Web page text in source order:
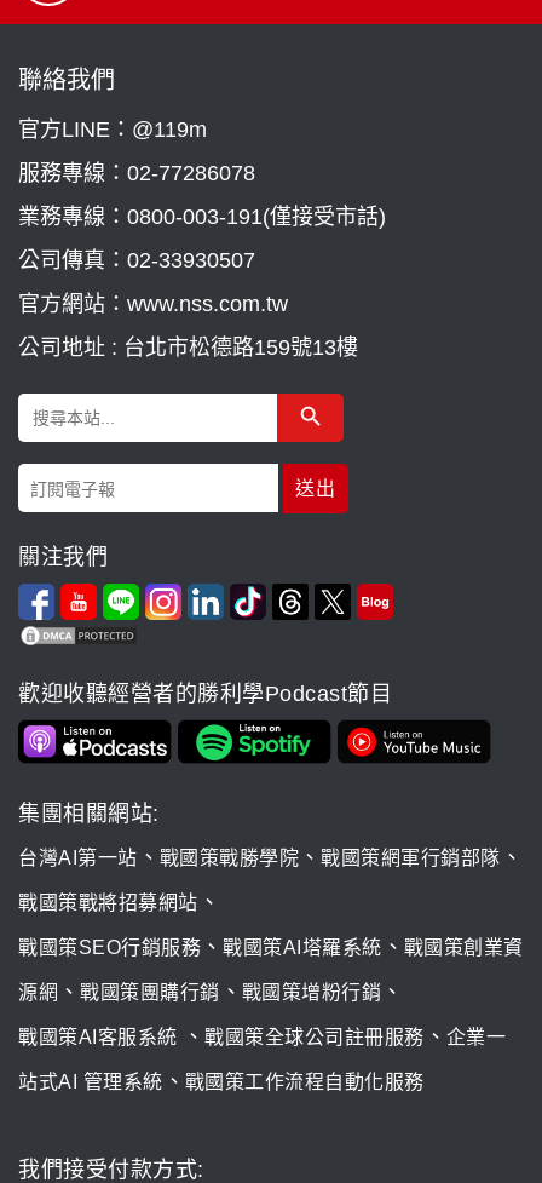
聯絡我們
官方LINE：@119m
服務專線： 02-77286078
業務專線： 0800-003-191(僅接受市話)
公司傳真：02-33930507
官方網站：www.nss.com.tw
公司地址 : 台北市松德路159號13樓
Search
for:
Search Button
關注我們
歡迎收聽經營者的勝利學Podcast節目
集團相關網站:
台灣AI第一站 、 戰國策戰勝學院 、 戰國策網軍行銷部隊 、
戰國策戰將招募網站 、
戰國策SEO行銷服務 、 戰國策AI塔羅系統 、 戰國策創業資
源網 、 戰國策團購行銷 、 戰國策增粉行銷 、
戰國策AI客服系統 、 戰國策全球公司註冊服務 、 企業一
站式AI 管理系統 、 戰國策工作流程自動化服務
我們接受付款方式: